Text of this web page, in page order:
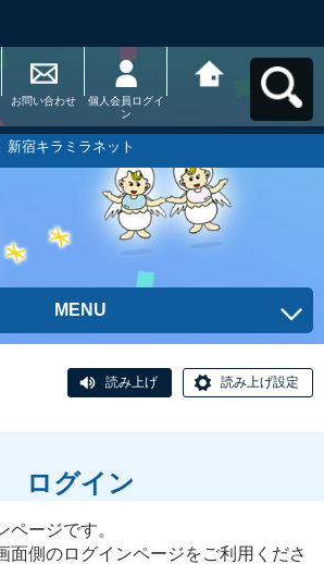
お問い合わせ
個人会員ログイ
ン
ラミラネットへ
新宿キラミラネット
MENU
読み上げ 読み上げ設定
ログイン
ージです。
面側のログインページをご利用くださ